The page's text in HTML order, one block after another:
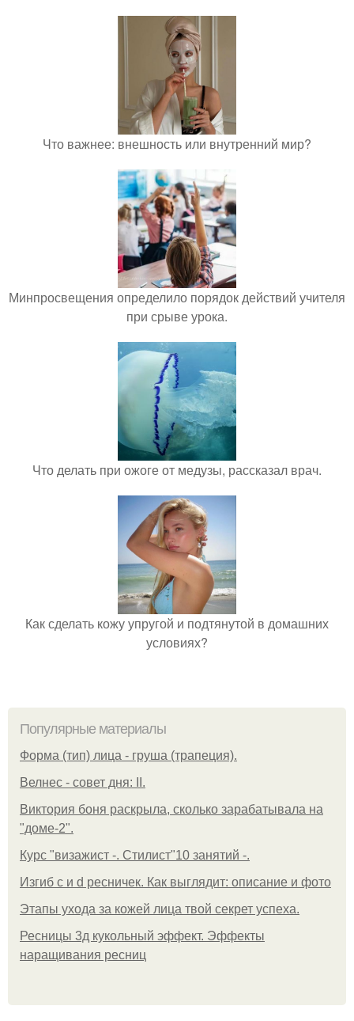
Что важнее: внешность или внутренний мир?
Минпросвещения определило порядок действий учителя
при срыве урока.
Что делать при ожоге от медузы, рассказал врач.
Как сделать кожу упругой и подтянутой в домашних
условиях?
Популярные материалы
Форма (тип) лица - груша (трапеция).
Велнес - совет дня: II.
Виктория боня раскрыла, сколько зарабатывала на
"доме-2".
Курс "визажист -. Стилист"10 занятий -.
Изгиб c и d ресничек. Как выглядит: описание и фото
Этапы ухода за кожей лица твой секрет успеха.
Ресницы 3д кукольный эффект. Эффекты
наращивания ресниц